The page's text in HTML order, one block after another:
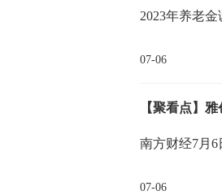
2023年养老
07-06
【聚看点】
南方财经7月
07-06